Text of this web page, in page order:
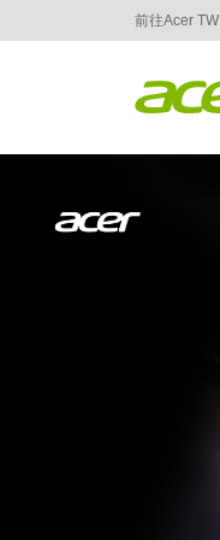
前往Acer TW